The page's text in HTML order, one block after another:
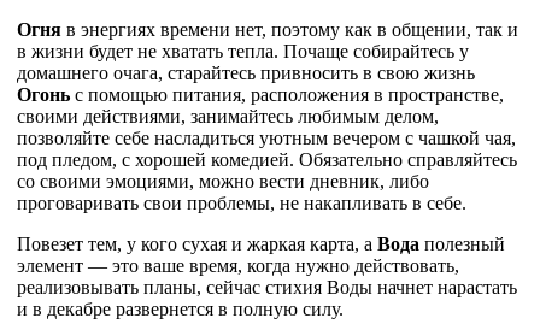
Огня в энергиях времени нет, поэтому как в общении, так и
в жизни будет не хватать тепла. Почаще собирайтесь у
домашнего очага, старайтесь привносить в свою жизнь
Огонь с помощью питания, расположения в пространстве,
своими действиями, занимайтесь любимым делом,
позволяйте себе насладиться уютным вечером с чашкой чая,
под пледом, с хорошей комедией. Обязательно справляйтесь
со своими эмоциями, можно вести дневник, либо
проговаривать свои проблемы, не накапливать в себе.
Повезет тем, у кого сухая и жаркая карта, а Вода полезный
элемент — это ваше время, когда нужно действовать,
реализовывать планы, сейчас стихия Воды начнет нарастать
и в декабре развернется в полную силу.